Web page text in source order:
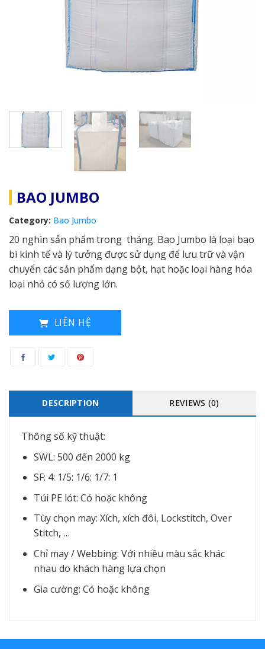
BAO JUMBO
Category: Bao Jumbo
20 nghìn sản phẩm trong tháng. Bao Jumbo là loại bao
bì kinh tế và lý tưởng được sử dụng để lưu trữ và vận
chuyển các sản phẩm dạng bột, hạt hoặc loại hàng hóa
loại nhỏ có số lượng lớn.
LIÊN HỆ
DESCRIPTION REVIEWS (0)
Thông số kỹ thuật:
SWL: 500 đến 2000 kg
SF: 4: 1/5: 1/6: 1/7: 1
Túi PE lót: Có hoặc không
Tùy chọn may: Xích, xích đôi, Lockstitch, Over
Stitch, …
Chỉ may / Webbing: Với nhiều màu sắc khác
nhau do khách hàng lựa chọn
Gia cường: Có hoặc không